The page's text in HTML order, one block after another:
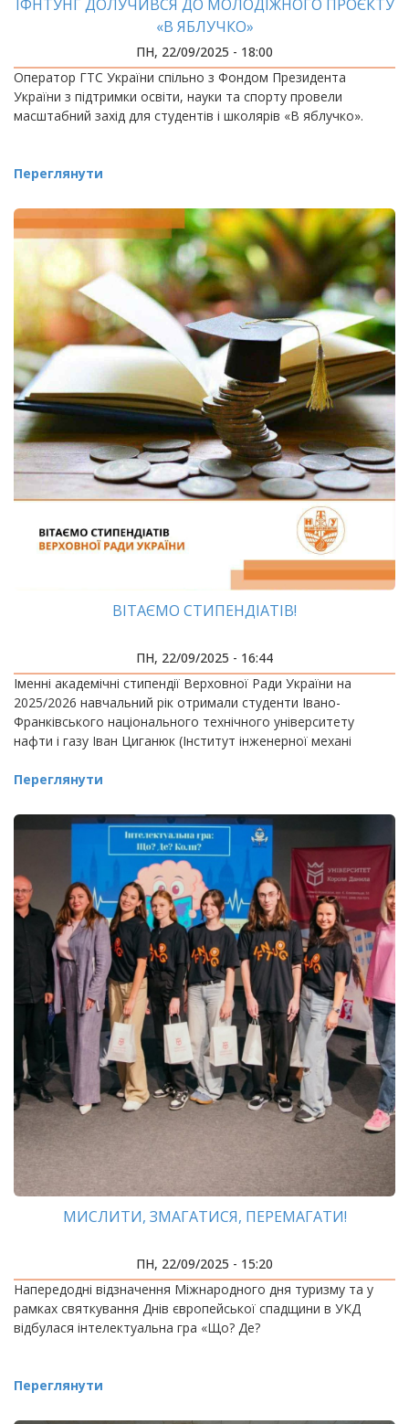
ІФНТУНГ ДОЛУЧИВСЯ ДО МОЛОДІЖНОГО ПРОЄКТУ
«В ЯБЛУЧКО»
ПН, 22/09/2025 - 18:00
Оператор ГТС України спільно з Фондом Президента
України з підтримки освіти, науки та спорту провели
масштабний захід для студентів і школярів «В яблучко».
Переглянути
ВІТАЄМО СТИПЕНДІАТІВ!
ПН, 22/09/2025 - 16:44
Іменні академічні стипендії Верховної Ради України на
2025/2026 навчальний рік отримали студенти Івано-
Франківського національного технічного університету
нафти і газу Іван Циганюк (Інститут інженерної механі
Переглянути
МИСЛИТИ, ЗМАГАТИСЯ, ПЕРЕМАГАТИ!
ПН, 22/09/2025 - 15:20
Напередодні відзначення Міжнародного дня туризму та у
рамках святкування Днів європейської спадщини в УКД
відбулася інтелектуальна гра «Що? Де?
Переглянути